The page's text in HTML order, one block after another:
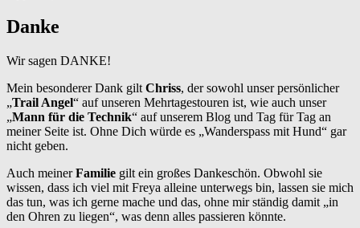
Danke
Wir sagen DANKE!
Mein besonderer Dank gilt Chriss, der sowohl unser persönlicher
„Trail Angel“ auf unseren Mehrtagestouren ist, wie auch unser
„Mann für die Technik“ auf unserem Blog und Tag für Tag an
meiner Seite ist. Ohne Dich würde es „Wanderspass mit Hund“ gar
nicht geben.
Auch meinerFamilie gilt ein großes Dankeschön. Obwohl sie
wissen, dass ich viel mit Freya alleine unterwegs bin, lassen sie mich
das tun, was ich gerne mache und das, ohne mir ständig damit „in
den Ohren zu liegen“, was denn alles passieren könnte.